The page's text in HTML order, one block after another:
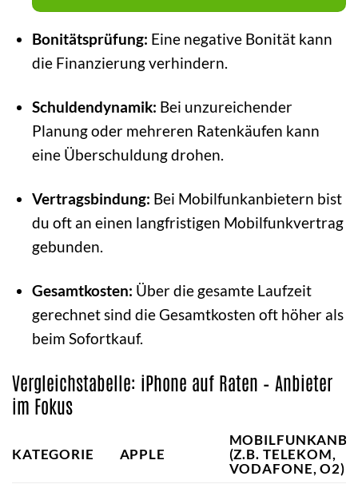
Bonitätsprüfung: Eine negative Bonität kann
die Finanzierung verhindern.
Schuldendynamik: Bei unzureichender
Planung oder mehreren Ratenkäufen kann
eine Überschuldung drohen.
Vertragsbindung: Bei Mobilfunkanbietern bist
du oft an einen langfristigen Mobilfunkvertrag
gebunden.
Gesamtkosten: Über die gesamte Laufzeit
gerechnet sind die Gesamtkosten oft höher als
beim Sofortkauf.
Vergleichstabelle: iPhone auf Raten – Anbieter
im Fokus
KATEGORIE APPLE
(Z.B. TELEKOM,
VODAFONE, O2)